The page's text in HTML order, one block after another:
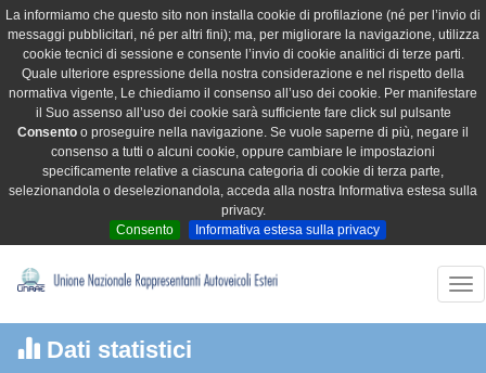
La informiamo che questo sito non installa cookie di profilazione (né per l’invio di
messaggi pubblicitari, né per altri fini); ma, per migliorare la navigazione, utilizza
cookie tecnici di sessione e consente l’invio di cookie analitici di terze parti.
Quale ulteriore espressione della nostra considerazione e nel rispetto della
normativa vigente, Le chiediamo il consenso all’uso dei cookie. Per manifestare
il Suo assenso all’uso dei cookie sarà sufficiente fare click sul pulsante
Consento o proseguire nella navigazione. Se vuole saperne di più, negare il
consenso a tutti o alcuni cookie, oppure cambiare le impostazioni
specificamente relative a ciascuna categoria di cookie di terza parte,
selezionandola o deselezionandola, acceda alla nostra Informativa estesa sulla
privacy.
Consento
Informativa estesa sulla privacy
Dati statistici